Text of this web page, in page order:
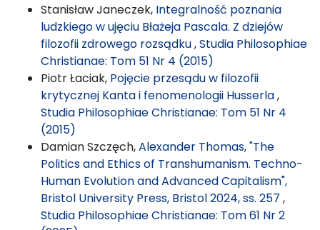
Stanisław Janeczek, Integralność poznania
ludzkiego w ujęciu Błażeja Pascala. Z dziejów
filozofii zdrowego rozsądku,Studia Philosophiae
Christianae: Tom 51 Nr 4 (2015)
Piotr Łaciak, Pojęcie przesądu w filozofii
krytycznej Kanta i fenomenologii Husserla,
Studia Philosophiae Christianae: Tom 51 Nr 4
(2015)
Damian Szczęch,Alexander Thomas, "The
Politics and Ethics of Transhumanism. Techno-
Human Evolution and Advanced Capitalism",
Bristol University Press, Bristol 2024, ss. 257 ,
Studia Philosophiae Christianae: Tom 61 Nr 2